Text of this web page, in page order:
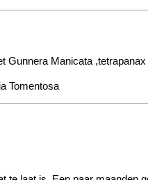
Gunnera Manicata
Tomentosa